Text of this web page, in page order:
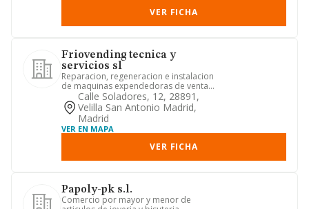
VER FICHA
Friovending tecnica y
servicios sl
Reparacion, regeneracion e instalacion
de maquinas expendedoras de venta
automatica. instalacion y ...
Calle Soladores, 12, 28891,
Velilla San Antonio Madrid,
Madrid
VER EN MAPA
VER FICHA
Papoly-pk s.l.
Comercio por mayor y menor de